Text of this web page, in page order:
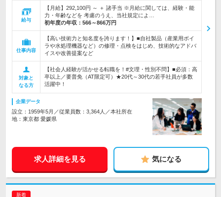
給与
【月給】292,100円 ～ ＋ 諸手当 ※月給に関しては、経験・能
力・年齢などを 考慮のうえ、当社規定によ…
初年度の年収： 566～866万円
仕事内容
【高い技術力と知名度を誇ります！】■自社製品（産業用ボイ
ラや水処理機器など）の修理・点検をはじめ、技術的なアドバ
イスや改善提案など
対象と
なる方
【社会人経験が活かせる転職を！#文理・性別不問】■必須：高
卒以上／要普免（AT限定可）★20代～30代の若手社員が多数
活躍中！
企業データ
設立：1959年5月／従業員数：3,364人／本社所在
地：東京都 愛媛県
求人詳細を見る 気になる